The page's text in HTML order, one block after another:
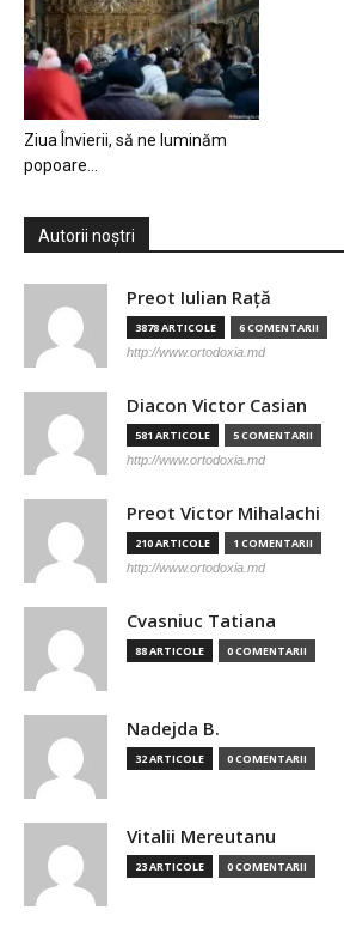
Ziua Învierii, să ne luminăm
popoare…
Autorii noștri
Preot Iulian Raţă
3878 ARTICOLE 6 COMENTARII
http://www.ortodoxia.md
Diacon Victor Casian
581 ARTICOLE 5 COMENTARII
http://www.ortodoxia.md
Preot Victor Mihalachi
210 ARTICOLE 1 COMENTARII
http://www.ortodoxia.md
Cvasniuc Tatiana
88 ARTICOLE 0 COMENTARII
Nadejda B.
32 ARTICOLE 0 COMENTARII
Vitalii Mereutanu
23 ARTICOLE 0 COMENTARII